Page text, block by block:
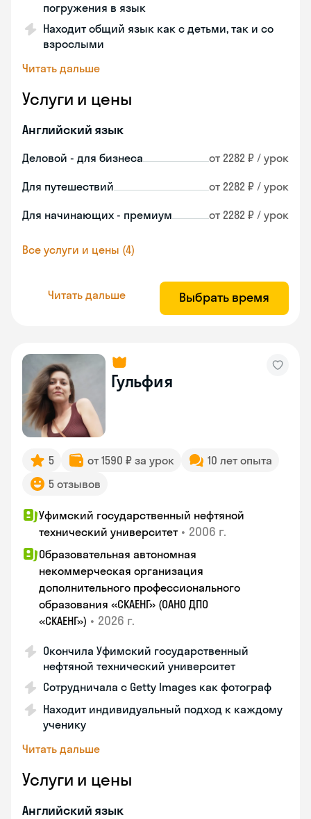
погружения в язык
Находит общий язык как с детьми, так и со
взрослыми
Читать дальше
Услуги и цены
Английский язык
Деловой - для бизнеса от 2282 ₽ / урок
Для путешествий от 2282 ₽ / урок
Для начинающих - премиум от 2282 ₽ / урок
Все услуги и цены (4)
Читать дальше Выбрать время
Гульфия
5 от 1590 ₽ за урок
10 лет опыта
5 отзывов
Уфимский государственный нефтяной
технический университет • 2006 г.
Образовательная автономная
некоммерческая организация
дополнительного профессионального
образования «СКАЕНГ» (ОАНО ДПО
«СКАЕНГ») • 2026 г.
Окончила Уфимский государственный
нефтяной технический университет
Сотрудничала с Getty Images как фотограф
Находит индивидуальный подход к каждому
ученику
Читать дальше
Услуги и цены
Английский язык